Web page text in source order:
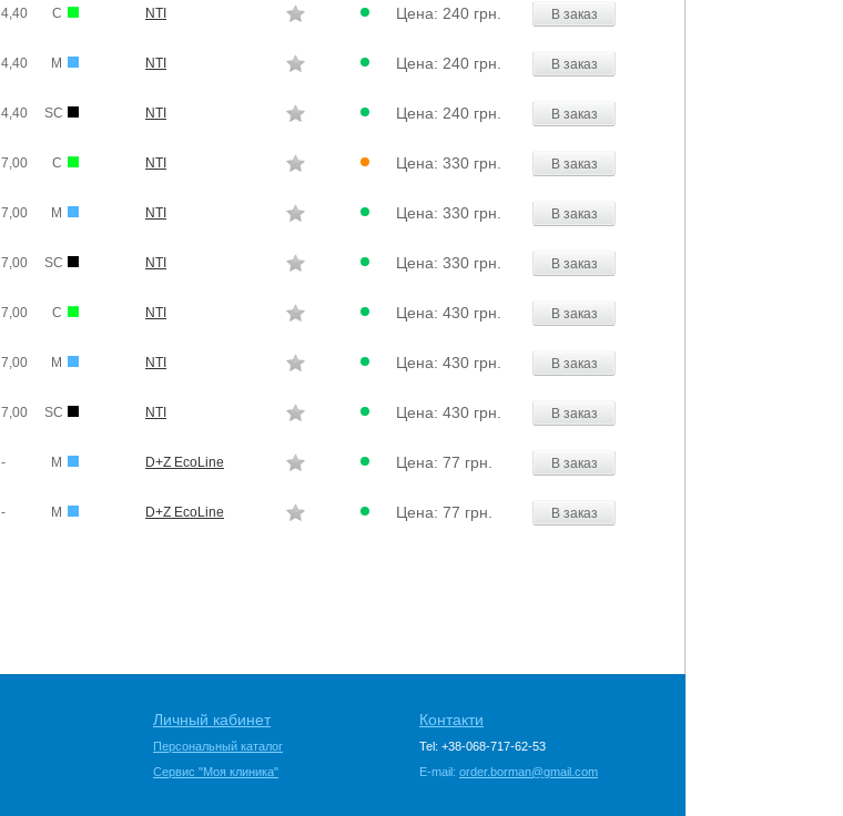
4,40 C NTI Цена: 240 грн. В заказ
4,40 M NTI Цена: 240 грн. В заказ
4,40 SC NTI Цена: 240 грн. В заказ
7,00 C NTI Цена: 330 грн. В заказ
7,00 M NTI Цена: 330 грн. В заказ
7,00 SC NTI Цена: 330 грн. В заказ
7,00 C NTI Цена: 430 грн. В заказ
7,00 M NTI Цена: 430 грн. В заказ
7,00 SC NTI Цена: 430 грн. В заказ
- M D+Z EcoLine Цена: 77 грн. В заказ
- M D+Z EcoLine Цена: 77 грн. В заказ
Личный кабинет
Персональный каталог
Сервис "Моя клиника"
Контакти
Tel: +38-068-717-62-53
E-mail: order.borman@gmail.com